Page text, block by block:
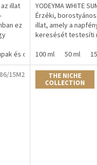
az illat
ez
és doboz nélkül)
YODEYMA WHITE
Érzéki,
illat, amely a
keresését testesíti
100 ml
50 ml
15M2 THE NICHE
COLLECTION